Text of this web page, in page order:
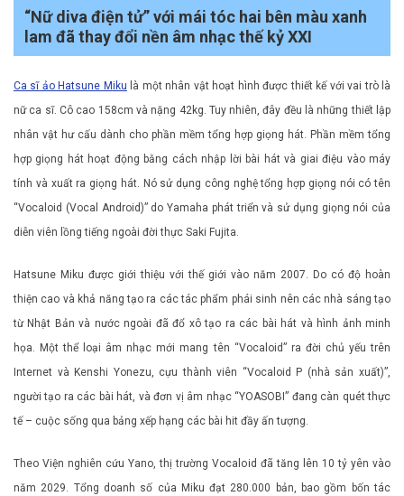
“Nữ diva điện tử” với mái tóc hai bên màu xanh
lam đã thay đổi nền âm nhạc thế kỷ XXI
Ca sĩ ảo Hatsune Miku là một nhân vật hoạt hình được thiết kế với vai trò là
nữ ca sĩ. Cô cao 158cm và nặng 42kg. Tuy nhiên, đây đều là những thiết lập
nhân vật hư cấu dành cho phần mềm tổng hợp giọng hát. Phần mềm tổng
hợp giọng hát hoạt động bằng cách nhập lời bài hát và giai điệu vào máy
tính và xuất ra giọng hát. Nó sử dụng công nghệ tổng hợp giọng nói có tên
“Vocaloid (Vocal Android)” do Yamaha phát triển và sử dụng giọng nói của
diễn viên lồng tiếng ngoài đời thực Saki Fujita.
Hatsune Miku được giới thiệu với thế giới vào năm 2007. Do có độ hoàn
thiện cao và khả năng tạo ra các tác phẩm phái sinh nên các nhà sáng tạo
từ Nhật Bản và nước ngoài đã đổ xô tạo ra các bài hát và hình ảnh minh
họa. Một thể loại âm nhạc mới mang tên “Vocaloid” ra đời chủ yếu trên
Internet và Kenshi Yonezu, cựu thành viên “Vocaloid P (nhà sản xuất)”,
người tạo ra các bài hát, và đơn vị âm nhạc “YOASOBI” đang càn quét thực
tế – cuộc sống qua bảng xếp hạng các bài hit đầy ấn tượng.
Theo Viện nghiên cứu Yano, thị trường Vocaloid đã tăng lên 10 tỷ yên vào
năm 2029. Tổng doanh số của Miku đạt 280.000 bản, bao gồm bốn tác